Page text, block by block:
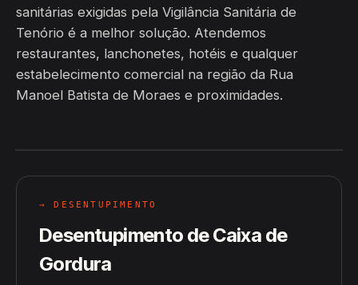
sanitárias exigidas pela Vigilância Sanitária de
Tenório é a melhor solução. Atendemos
restaurantes, lanchonetes, hotéis e qualquer
estabelecimento comercial na região da Rua
Manoel Batista de Moraes e proximidades.
→ DESENTUPIMENTO
Desentupimento de Caixa de
Gordura